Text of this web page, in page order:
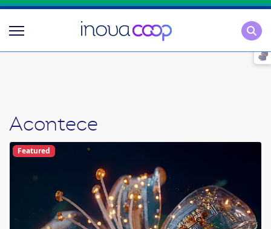
Acontece
Featured